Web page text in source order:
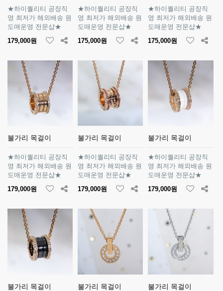
★하이퀄리티 공장직
영 최저가 해외배송 원
도매운영 전문샵★
179,000원
★하이퀄리티 공장직
영 최저가 해외배송 원
도매운영 전문샵★
175,000원
★하이퀄리티 공장직
영 최저가 해외배송 원
도매운영 전문샵★
175,000원
불가리 목걸이
★하이퀄리티 공장직
영 최저가 해외배송 원
도매운영 전문샵★
179,000원
불가리 목걸이
★하이퀄리티 공장직
영 최저가 해외배송 원
도매운영 전문샵★
179,000원
불가리 목걸이
★하이퀄리티 공장직
영 최저가 해외배송 원
도매운영 전문샵★
179,000원
불가리 목걸이 불가리 목걸이 불가리 목걸이